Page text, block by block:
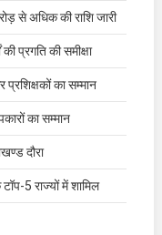
से अधिक की राशि जारी
की प्रगति की समीक्षा
का सम्मान
का सम्मान
दौरा
5 राज्यों में शामिल